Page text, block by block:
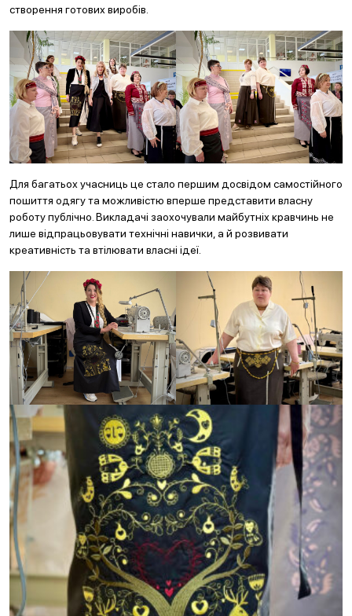
створення готових виробів.
Для багатьох учасниць це стало першим досвідом самостійного
пошиття одягу та можливістю вперше представити власну
роботу публічно. Викладачі заохочували майбутніх кравчинь не
лише відпрацьовувати технічні навички, а й розвивати
креативність та втілювати власні ідеї.